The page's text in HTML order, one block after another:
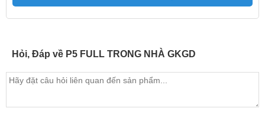
Hỏi, Đáp về P5 FULL TRONG NHÀ GKGD